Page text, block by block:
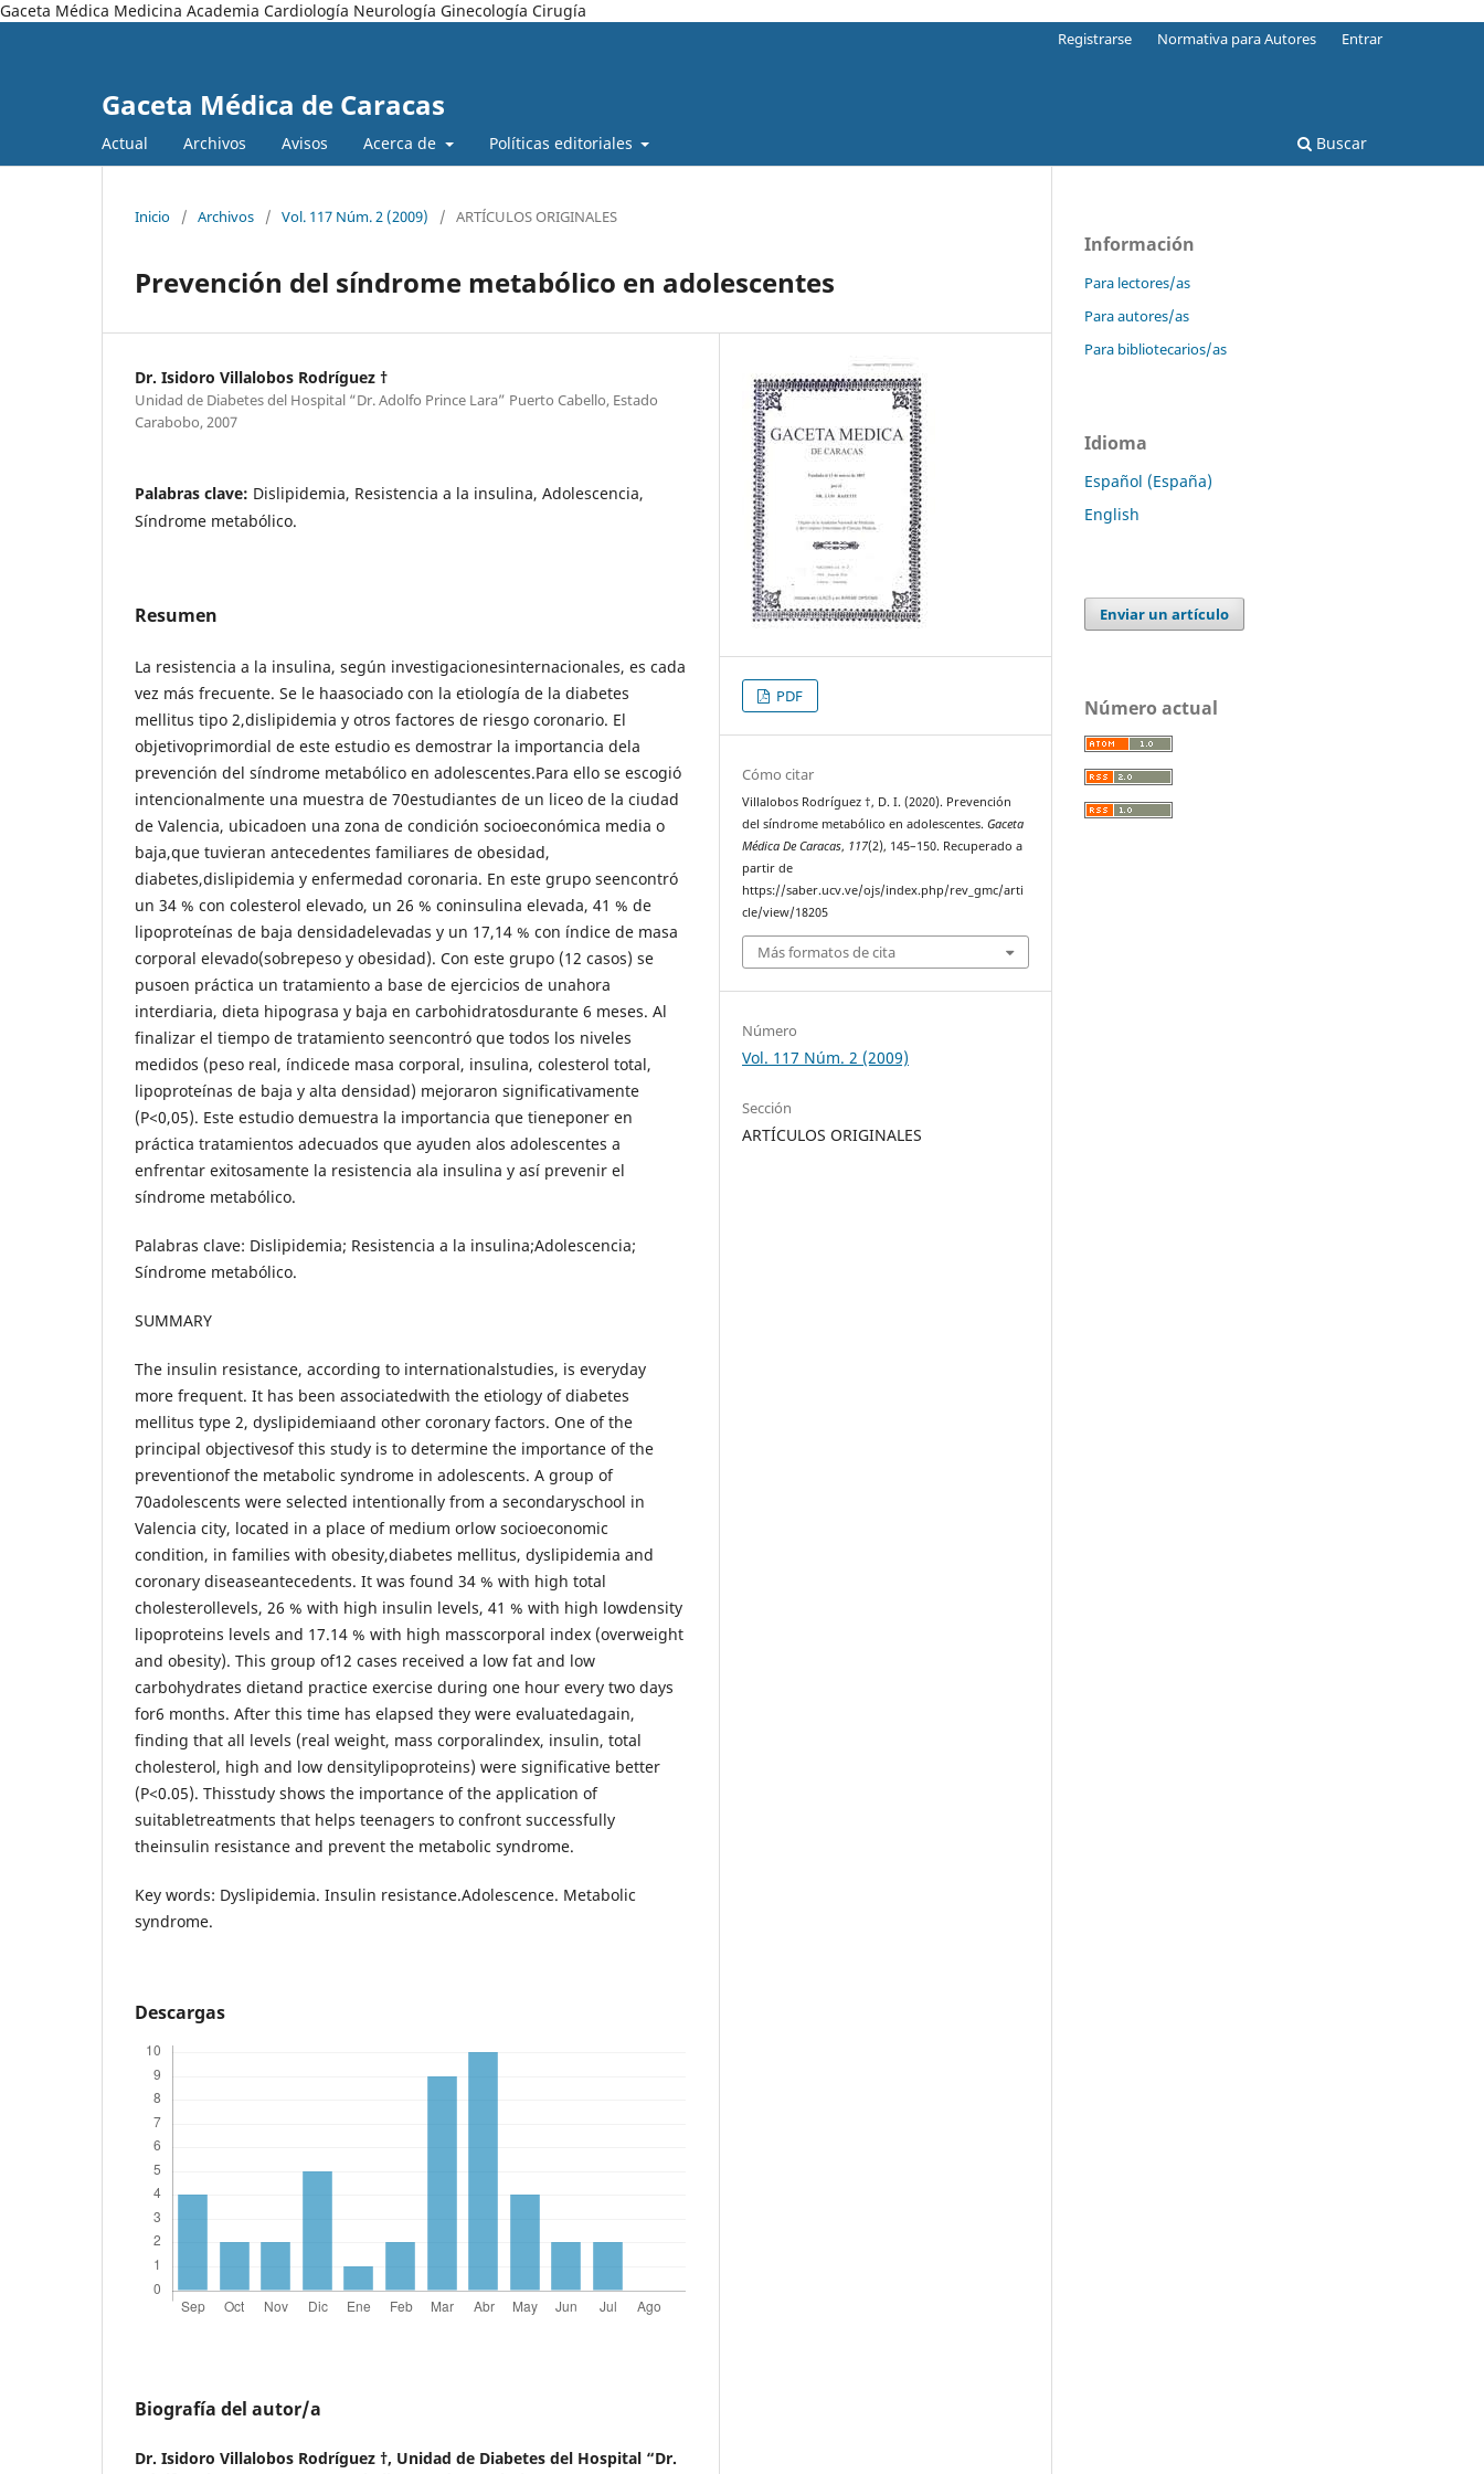
Gaceta Médica Medicina Academia Cardiología Neurología Ginecología Cirugía
Gaceta Médica de Caracas
Actual Archivos Avisos Acerca de Políticas editoriales Buscar
Registrarse Normativa para Autores Entrar
Inicio / Archivos / Vol. 117 Núm. 2 (2009) / ARTÍCULOS ORIGINALES
Prevención del síndrome metabólico en adolescentes
Dr. Isidoro Villalobos Rodríguez †
Unidad de Diabetes del Hospital “Dr. Adolfo Prince Lara” Puerto Cabello, Estado
Carabobo, 2007
Palabras clave: Dislipidemia, Resistencia a la insulina, Adolescencia,
Síndrome metabólico.
Resumen
La resistencia a la insulina, según investigacionesinternacionales, es cada
vez más frecuente. Se le haasociado con la etiología de la diabetes
mellitus tipo 2,dislipidemia y otros factores de riesgo coronario. El
objetivoprimordial de este estudio es demostrar la importancia dela
prevención del síndrome metabólico en adolescentes.Para ello se escogió
intencionalmente una muestra de 70estudiantes de un liceo de la ciudad
de Valencia, ubicadoen una zona de condición socioeconómica media o
baja,que tuvieran antecedentes familiares de obesidad,
diabetes,dislipidemia y enfermedad coronaria. En este grupo seencontró
un 34 % con colesterol elevado, un 26 % coninsulina elevada, 41 % de
lipoproteínas de baja densidadelevadas y un 17,14 % con índice de masa
corporal elevado(sobrepeso y obesidad). Con este grupo (12 casos) se
pusoen práctica un tratamiento a base de ejercicios de unahora
interdiaria, dieta hipograsa y baja en carbohidratosdurante 6 meses. Al
finalizar el tiempo de tratamiento seencontró que todos los niveles
medidos (peso real, índicede masa corporal, insulina, colesterol total,
lipoproteínas de baja y alta densidad) mejoraron significativamente
(P<0,05). Este estudio demuestra la importancia que tieneponer en
práctica tratamientos adecuados que ayuden alos adolescentes a
enfrentar exitosamente la resistencia ala insulina y así prevenir el
síndrome metabólico.
Palabras clave: Dislipidemia; Resistencia a la insulina;Adolescencia;
Síndrome metabólico.
SUMMARY
The insulin resistance, according to internationalstudies, is everyday
more frequent. It has been associatedwith the etiology of diabetes
mellitus type 2, dyslipidemiaand other coronary factors. One of the
principal objectivesof this study is to determine the importance of the
preventionof the metabolic syndrome in adolescents. A group of
70adolescents were selected intentionally from a secondaryschool in
Valencia city, located in a place of medium orlow socioeconomic
condition, in families with obesity,diabetes mellitus, dyslipidemia and
coronary diseaseantecedents. It was found 34 % with high total
cholesterollevels, 26 % with high insulin levels, 41 % with high lowdensity
lipoproteins levels and 17.14 % with high masscorporal index (overweight
and obesity). This group of12 cases received a low fat and low
carbohydrates dietand practice exercise during one hour every two days
for6 months. After this time has elapsed they were evaluatedagain,
finding that all levels (real weight, mass corporalindex, insulin, total
cholesterol, high and low densitylipoproteins) were significative better
(P<0.05). Thisstudy shows the importance of the application of
suitabletreatments that helps teenagers to confront successfully
theinsulin resistance and prevent the metabolic syndrome.
Key words: Dyslipidemia. Insulin resistance.Adolescence. Metabolic
syndrome.
Descargas
Biografía del autor/a
Dr. Isidoro Villalobos Rodríguez †, Unidad de Diabetes del Hospital “Dr.
PDF
Cómo citar
Villalobos Rodríguez †, D. I. (2020). Prevención
del síndrome metabólico en adolescentes.Gaceta
Médica De Caracas, 117(2), 145–150. Recuperado a
partir de
https://saber.ucv.ve/ojs/index.php/rev_gmc/arti
cle/view/18205
Más formatos de cita
Número
Vol. 117 Núm. 2 (2009)
Sección
ARTÍCULOS ORIGINALES
Información
Para lectores/as
Para autores/as
Para bibliotecarios/as
Idioma
Español (España)
English
Enviar un artículo
Número actual